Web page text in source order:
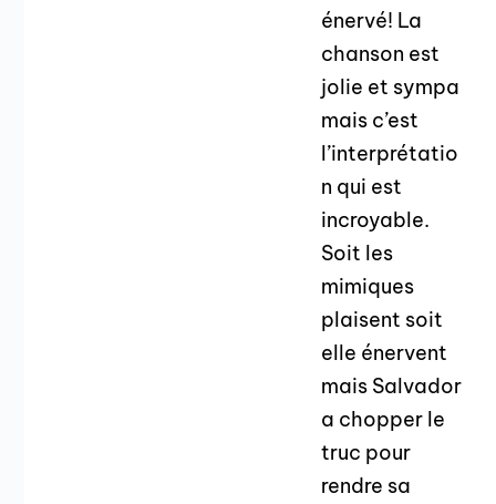
énervé! La
chanson est
jolie et sympa
mais c’est
l’interprétatio
n qui est
incroyable.
Soit les
mimiques
plaisent soit
elle énervent
mais Salvador
a chopper le
truc pour
rendre sa